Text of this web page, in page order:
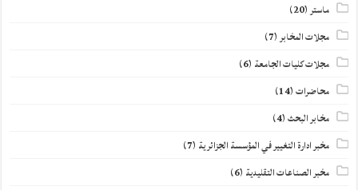
ماستر(20)
مجلات المخابر(7)
مجلات كليات الجامعة (6)
محاضرات(14)
مخابر البحث(4)
مخبر ادارة التغيير في المؤسسة الجزائرية (7)
مخبر الصناعات التقليدية (6)